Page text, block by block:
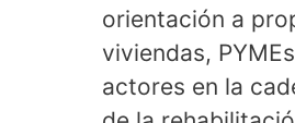
orientación a
viviendas,
actores en la